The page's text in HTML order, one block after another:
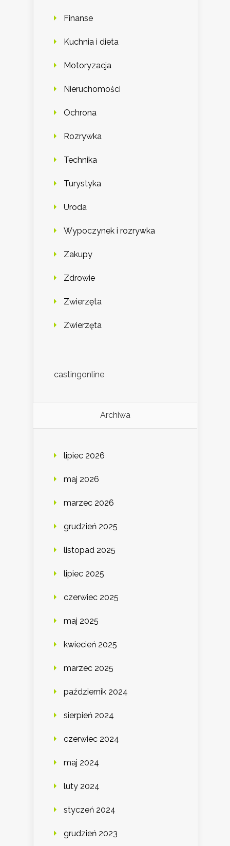
Finanse
Kuchnia i dieta
Motoryzacja
Nieruchomości
Ochrona
Rozrywka
Technika
Turystyka
Uroda
Wypoczynek i rozrywka
Zakupy
Zdrowie
Zwierzęta
Zwierzęta
castingonline
Archiwa
lipiec 2026
maj 2026
marzec 2026
grudzień 2025
listopad 2025
lipiec 2025
czerwiec 2025
maj 2025
kwiecień 2025
marzec 2025
październik 2024
sierpień 2024
czerwiec 2024
maj 2024
luty 2024
styczeń 2024
grudzień 2023